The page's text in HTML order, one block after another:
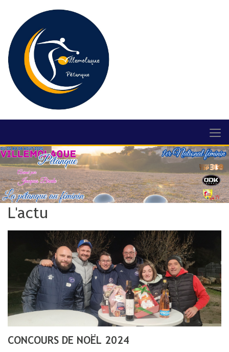
L'actu
CONCOURS DE NOËL 2024